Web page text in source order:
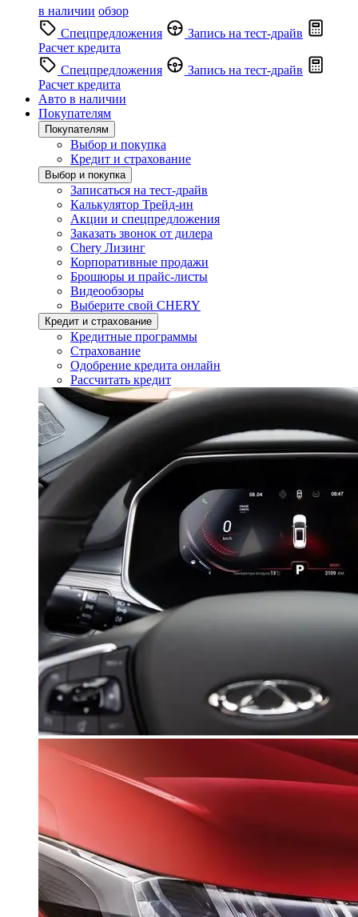
в наличии обзор
Спецпредложения
Запись на тест-драйв
Расчет кредита
Спецпредложения
Запись на тест-драйв
Расчет кредита
Авто в наличии
Покупателям
Покупателям
Выбор и покупка
Кредит и страхование
Выбор и покупка
Записаться на тест-драйв
Калькулятор Трейд-ин
Акции и спецпредложения
Заказать звонок от дилера
Chery Лизинг
Корпоративные продажи
Брошюры и прайс-листы
Видеообзоры
Выберите свой CHERY
Кредит и страхование
Кредитные программы
Страхование
Одобрение кредита онлайн
Рассчитать кредит